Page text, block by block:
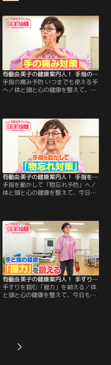
う！ 今週のテーマは「夏こそ気をつ
に注意！“椎間板（ついかんば
ん）”の腰痛対策」をご案内しま
す！ 後半は、有働さんの「2分体
操」！たった2分で元気な足腰をめ
ざす体操を、一緒に楽しくやってみ
ましょう！
有働由美子の健康案内人！ 手指の痛み予防 いつまでも使える手へ
手指の痛み予防 いつまでも使える手
へ／体と頭と心の健康を整えて、今
繋がるストレッチをご案内します！
後半は、有働さんの「2分体操」！
たった2分で元気な足腰をめざす体
操を、一緒に楽しくやってみましょ
有働由美子の健康案内人！ 手指を動かして「物忘れ予防」へ
手指を動かして「物忘れ予防」へ／
体と頭と心の健康を整えて、今日も
防」が期待できるトレーニングをご
案内します！後半は、有働さんの
「2分体操」！たった2分で元気な足
腰をめざす体操を、一緒に楽しくや
ってみましょう！
有働由美子の健康案内人！ 手すりを掴む「握力」を鍛える
手すりを掴む「握力」を鍛える／体
と頭と心の健康を整えて、今日もご
す！ 後半は、有働さんの「2分体
操」！たった2分で元気な足腰をめ